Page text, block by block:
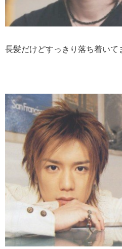
長髪だけどすっきり落ち着いて